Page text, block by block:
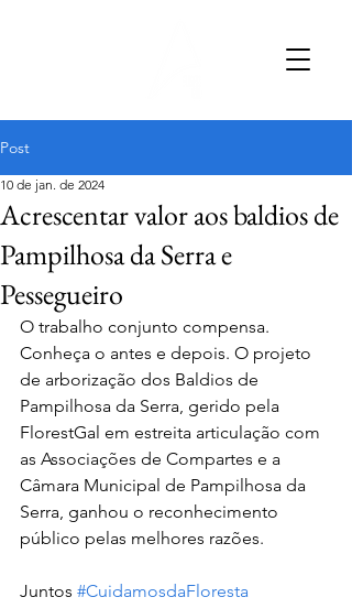
Post
Acrescentar valor aos baldios de
Pampilhosa da Serra e
Pessegueiro
10 de jan. de 2024
O trabalho conjunto compensa.
Conheça o antes e depois. O projeto
de arborização dos Baldios de
Pampilhosa da Serra, gerido pela
FlorestGal em estreita articulação com
as Associações de Compartes e a
Câmara Municipal de Pampilhosa da
Serra, ganhou o reconhecimento
público pelas melhores razões.
Juntos #CuidamosdaFloresta